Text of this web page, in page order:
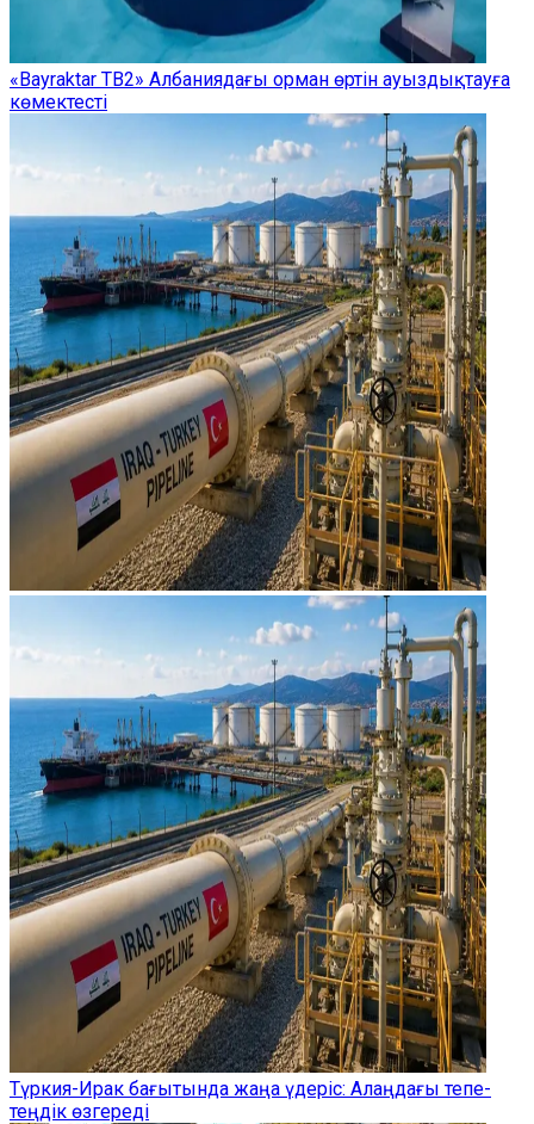
«Bayraktar TB2» Албаниядағы орман өртін ауыздықтауға
көмектесті
Түркия-Ирак бағытында жаңа үдеріс: Алаңдағы тепе-
теңдік өзгереді